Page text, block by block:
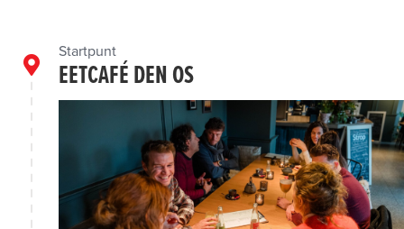
Startpunt
EETCAFÉ DEN OS